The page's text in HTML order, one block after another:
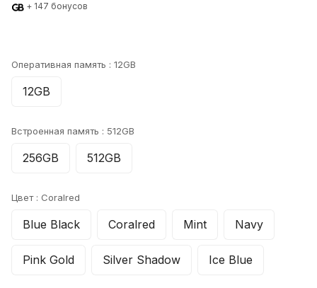
+ 147 бонусов
Оперативная память : 12GB
12GB
Встроенная память : 512GB
256GB 512GB
Цвет : Coralred
Blue Black Coralred Mint Navy
Pink Gold Silver Shadow Ice Blue